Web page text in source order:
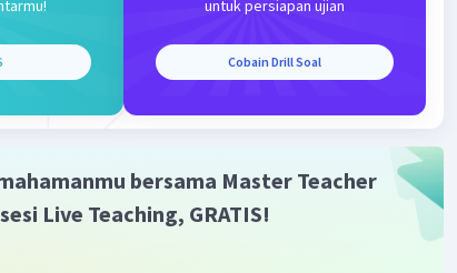
x c x b
untuk persiapan ujian
Cobain Drill Soal
bersama Master Teacher
Live Teaching, GRATIS!